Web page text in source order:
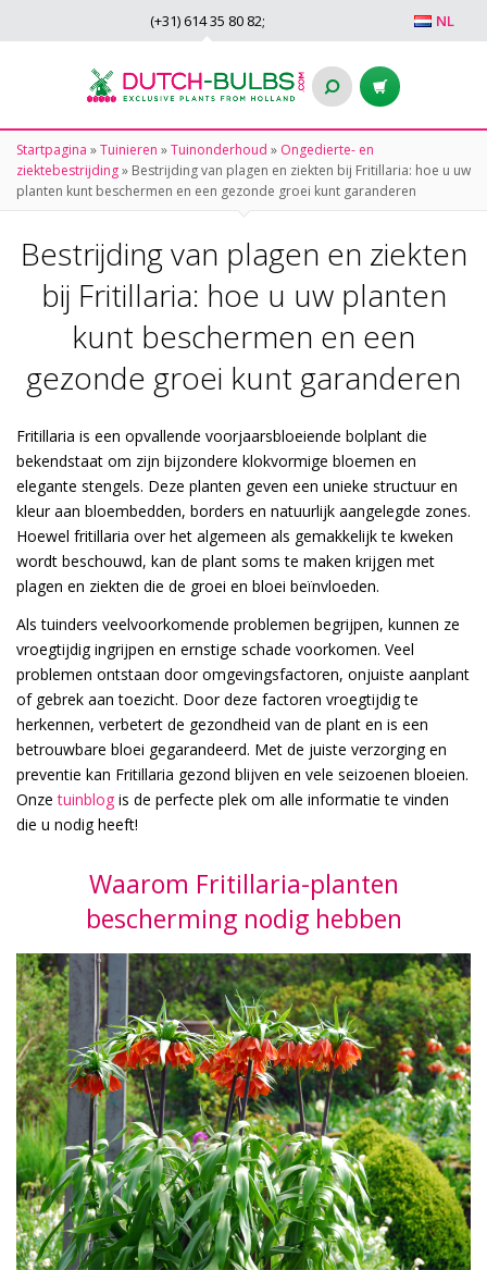
NL
(+31) 614 35 80 82;
Startpagina »Tuinieren »Tuinonderhoud » Ongedierte- en
ziektebestrijding» Bestrijding van plagen en ziekten bij Fritillaria: hoe u uw
planten kunt beschermen en een gezonde groei kunt garanderen
Bestrijding van plagen en ziekten
bij Fritillaria: hoe u uw planten
kunt beschermen en een
gezonde groei kunt garanderen
Fritillaria is een opvallende voorjaarsbloeiende bolplant die
bekendstaat om zijn bijzondere klokvormige bloemen en
elegante stengels. Deze planten geven een unieke structuur en
kleur aan bloembedden, borders en natuurlijk aangelegde zones.
Hoewel fritillaria over het algemeen als gemakkelijk te kweken
wordt beschouwd, kan de plant soms te maken krijgen met
plagen en ziekten die de groei en bloei beïnvloeden.
Als tuinders veelvoorkomende problemen begrijpen, kunnen ze
vroegtijdig ingrijpen en ernstige schade voorkomen. Veel
problemen ontstaan door omgevingsfactoren, onjuiste aanplant
of gebrek aan toezicht. Door deze factoren vroegtijdig te
herkennen, verbetert de gezondheid van de plant en is een
betrouwbare bloei gegarandeerd. Met de juiste verzorging en
preventie kan Fritillaria gezond blijven en vele seizoenen bloeien.
Onzetuinblog is de perfecte plek om alle informatie te vinden
die u nodig heeft!
Waarom Fritillaria-planten
bescherming nodig hebben